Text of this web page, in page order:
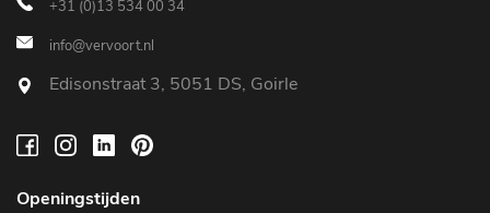
+31 (0)13 534 00 34
info@vervoort.nl
Edisonstraat 3, 5051 DS, Goirle
Openingstijden